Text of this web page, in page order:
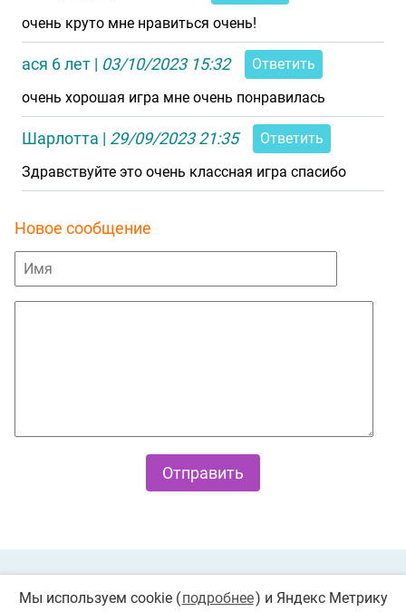
очень круто мне нравиться очень!
ася 6 лет | 03/10/2023 15:32
Ответить
очень хорошая игра мне очень понравилась
Шарлотта | 29/09/2023 21:35
Ответить
Здравствуйте это очень классная игра спасибо
Новое сообщение
Мы используем cookie (подробнее) и Яндекс Метрику